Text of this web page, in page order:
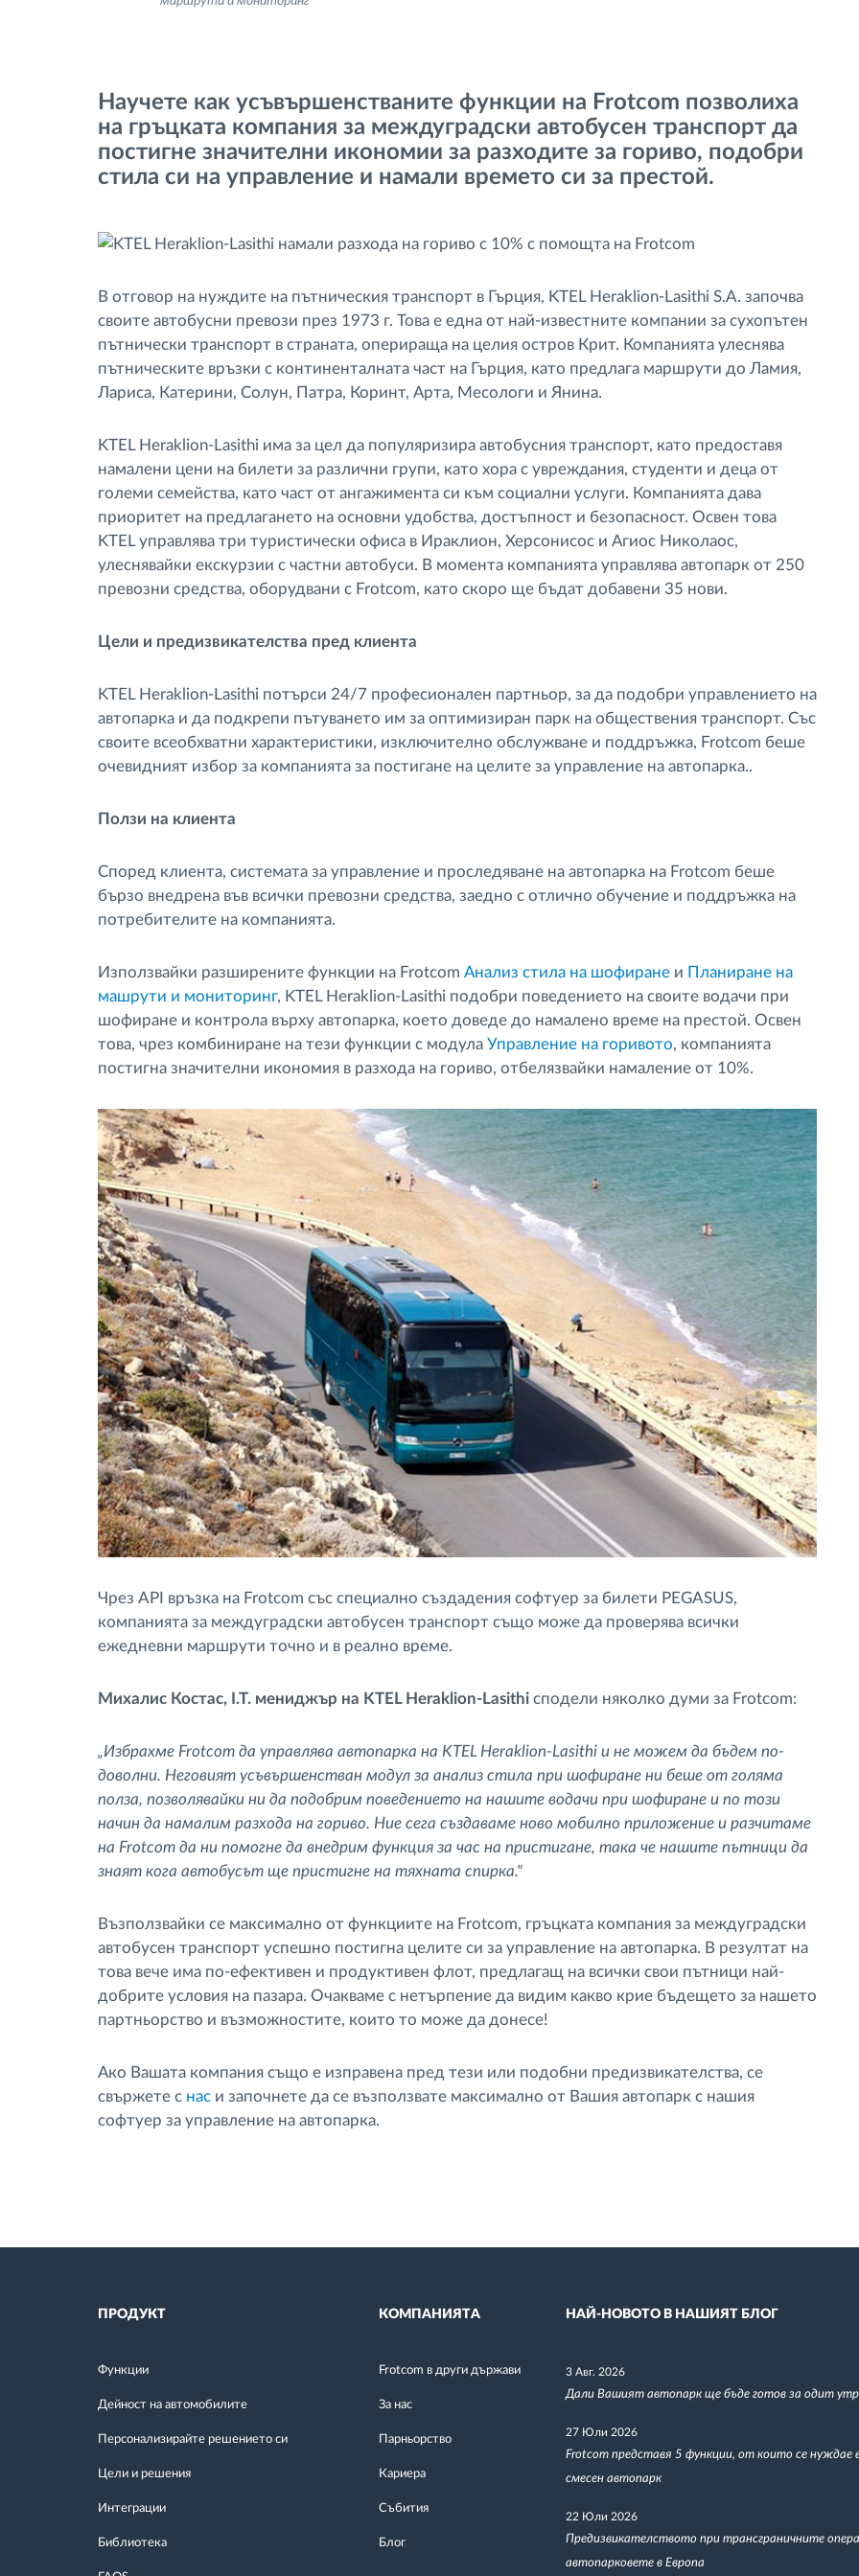
Управление на горивото
Планиране на маршрути и
шофьора
Разберете за всички
функционалности
Научете как усъвършенстваните функции на Frotcom позволиха
на гръцката компания за междуградски автобусен транспорт да
постигне значителни икономии за разходите за гориво, подобри
стила си на управление и намали времето си за престой.
В отговор на нуждите на пътническия транспорт в Гърция, KTEL Heraklion-Lasithi S.A. започва
своите автобусни превози през 1973 г. Това е една от най-известните компании за сухопътен
пътнически транспорт в страната, оперираща на целия остров Крит. Компанията улеснява
пътническите връзки с континенталната част на Гърция, като предлага маршрути до Ламия,
Лариса, Катерини, Солун, Патра, Коринт, Арта, Месологи и Янина.
KTEL Heraklion-Lasithi има за цел да популяризира автобусния транспорт, като предоставя
намалени цени на билети за различни групи, като хора с увреждания, студенти и деца от
големи семейства, като част от ангажимента си към социални услуги. Компанията дава
приоритет на предлагането на основни удобства, достъпност и безопасност. Освен това
KTEL управлява три туристически офиса в Ираклион, Херсонисос и Агиос Николаос,
улеснявайки екскурзии с частни автобуси. В момента компанията управлява автопарк от 250
превозни средства, оборудвани с Frotcom, като скоро ще бъдат добавени 35 нови.
Цели и предизвикателства пред клиента
KTEL Heraklion-Lasithi потърси 24/7 професионален партньор, за да подобри управлението на
автопарка и да подкрепи пътуването им за оптимизиран парк на обществения транспорт. Със
своите всеобхватни характеристики, изключително обслужване и поддръжка, Frotcom беше
очевидният избор за компанията за постигане на целите за управление на автопарка..
Ползи на клиента
Според клиента, системата за управление и проследяване на автопарка на Frotcom беше
бързо внедрена във всички превозни средства, заедно с отлично обучение и поддръжка на
потребителите на компанията.
Използвайки разширените функции на Frotcom Анализ стила на шофиране и Планиране на
машрути и мониторинг, KTEL Heraklion-Lasithi подобри поведението на своите водачи при
шофиране и контрола върху автопарка, което доведе до намалено време на престой. Освен
това, чрез комбиниране на тези функции с модула Управление на горивото, компанията
постигна значителни икономия в разхода на гориво, отбелязвайки намаление от 10%.
Чрез API връзка на Frotcom със специално създадения софтуер за билети PEGASUS,
компанията за междуградски автобусен транспорт също може да проверява всички
ежедневни маршрути точно и в реално време.
Михалис Костас, I.T. мениджър на KTEL Heraklion-Lasithi сподели няколко думи за Frotcom:
„Избрахме Frotcom да управлява автопарка на KTEL Heraklion-Lasithi и не можем да бъдем по-
доволни. Неговият усъвършенстван модул за анализ стила при шофиране ни беше от голяма
полза, позволявайки ни да подобрим поведението на нашите водачи при шофиране и по този
начин да намалим разхода на гориво. Ние сега създаваме ново мобилно приложение и разчитаме
на Frotcom да ни помогне да внедрим функция за час на пристигане, така че нашите пътници да
знаят кога автобусът ще пристигне на тяхната спирка."
Възползвайки се максимално от функциите на Frotcom, гръцката компания за междуградски
автобусен транспорт успешно постигна целите си за управление на автопарка. В резултат на
това вече има по-ефективен и продуктивен флот, предлагащ на всички свои пътници най-
добрите условия на пазара. Очакваме с нетърпение да видим какво крие бъдещето за нашето
партньорство и възможностите, които то може да донесе!
Ако Вашата компания също е изправена пред тези или подобни предизвикателства, се
свържете с нас и започнете да се възползвате максимално от Вашия автопарк с нашия
софтуер за управление на автопарка.
ПРОДУКТ
Функции
Дейност на автомобилите
Персонализирайте решението си
Цели и решения
Интеграции
Библиотека
КОМПАНИЯТА
Frotcom в други държави
За нас
Парньорство
Кариера
Събития
Блог
НАЙ-НОВОТО В НАШИЯТ БЛОГ
3 Авг. 2026
Дали Вашият автопарк ще бъде готов за одит
27 Юли 2026
Frotcom представя 5 функции, от които се нуждае
смесен автопарк
22 Юли 2026
Предизвикателството при трансграничните
автопарковете в Европа